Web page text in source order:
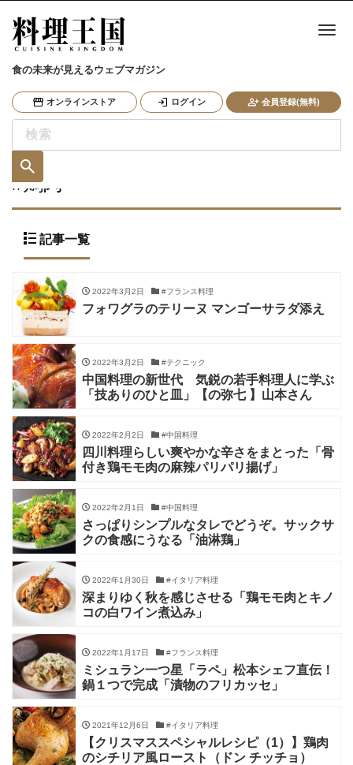
食の未来が見えるウェブマガジン
オンラインストア ログイン 会員登録(無料)
ナ
#鶏肉
記事一覧
2022年3月2日 #フランス料理
フォワグラのテリーヌ マンゴーサラダ添え
2022年3月2日 #テクニック
中国料理の新世代 気鋭の若手料理人に学ぶ
「技ありのひと皿」【の弥七 】山本さん
2022年2月2日 #中国料理
四川料理らしい爽やかな辛さをまとった「骨
付き鶏モモ肉の麻辣パリパリ揚げ」
2022年2月1日 #中国料理
さっぱりシンプルなタレでどうぞ。サックサ
クの食感にうなる「油淋鶏」
2022年1月30日 #イタリア料理
深まりゆく秋を感じさせる「鶏モモ肉とキノ
コの白ワイン煮込み」
2022年1月17日 #フランス料理
ミシュラン一つ星「ラペ」松本シェフ直伝！
鍋１つで完成「漬物のフリカッセ」
2021年12月6日 #イタリア料理
【クリスマススペシャルレシピ（1）】鶏肉
のシチリア風ロースト（ドン チッチョ）